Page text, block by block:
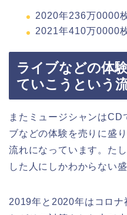
2020年236万0000
2021年410万0000
ライブなどの体
ていこうという
またミュージシャンはCD
ブなどの体験を売りに盛
流れになっています。た
した人にしかわからない
2019年と2020年はコロナ